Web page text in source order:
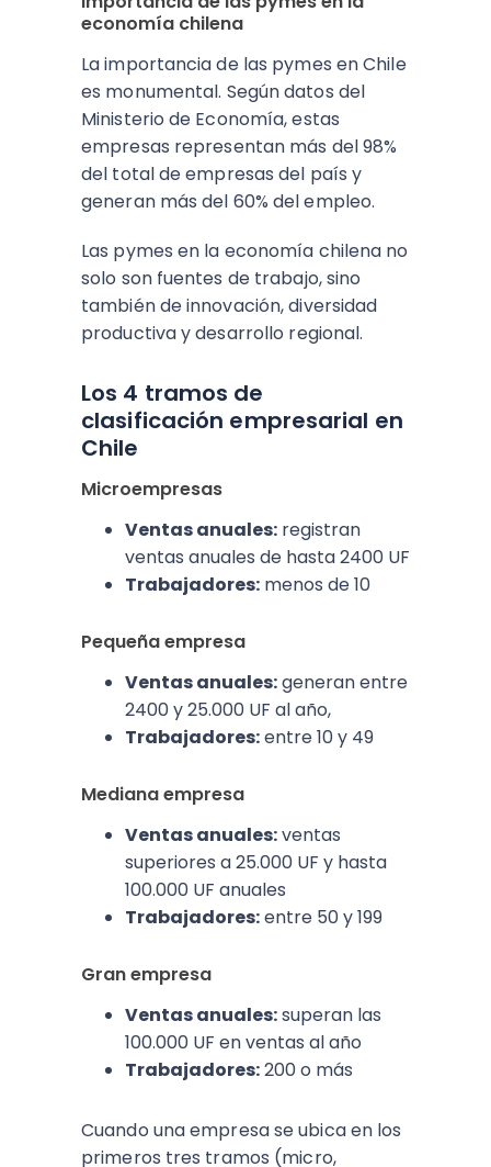
economía chilena
La importancia de las pymes en Chile
es monumental. Según datos del
Ministerio de Economía, estas
empresas representan más del 98%
del total de empresas del país y
generan más del 60% del empleo.
Las pymes en la economía chilena no
solo son fuentes de trabajo, sino
también de innovación, diversidad
productiva y desarrollo regional.
Los 4 tramos de
clasificación empresarial en
Chile
Microempresas
Ventas anuales: registran
ventas anuales de hasta 2400 UF
Trabajadores: menos de 10
Pequeña empresa
Ventas anuales:generan entre
2400 y 25.000 UF al año,
Trabajadores:entre 10 y 49
Mediana empresa
Ventas anuales:ventas
superiores a 25.000 UF y hasta
100.000 UF anuales
Trabajadores:entre 50 y 199
Gran empresa
Ventas anuales:superan las
100.000 UF en ventas al año
Trabajadores:200 o más
Cuando una empresa se ubica en los
primeros tres tramos (micro,